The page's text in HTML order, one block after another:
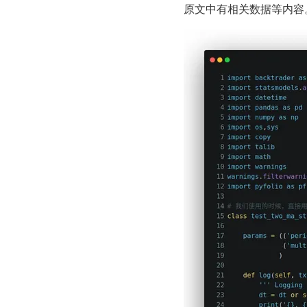
原文中有相关数据等内容